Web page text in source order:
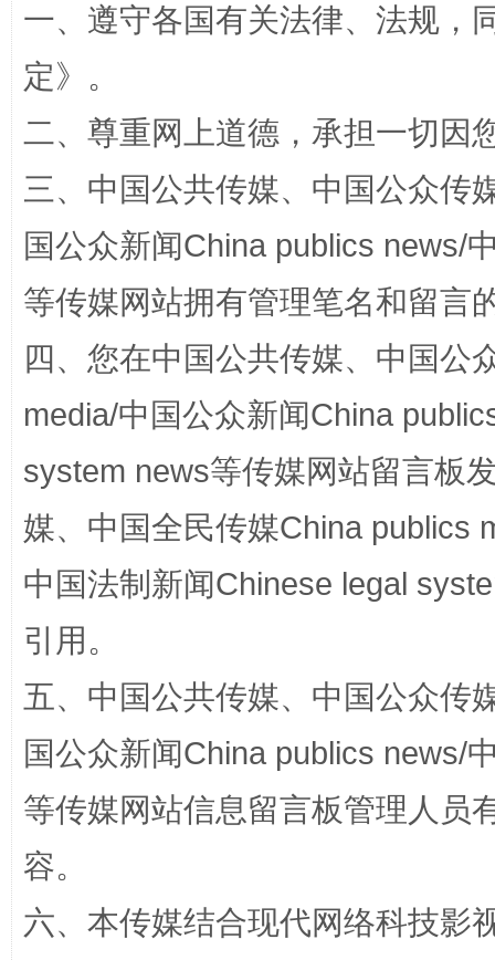
招工难、用工荒背后
一、遵守各国有关法律、法规，
定》。
二、尊重网上道德，承担一切因
三、中国公共传媒、中国公众传
国公众新闻China publics news/
等传媒网站拥有管理笔名和留言
四、您在中国公共传媒、中国公
media/中国公众新闻China
system news等传媒网站留言板
媒、中国全民传媒China publics
中国法制新闻Chinese legal
引用。
五、中国公共传媒、中国公众传
国公众新闻China publics news/
等传媒网站信息留言板管理人员
容。
六、本传媒结合现代网络科技影